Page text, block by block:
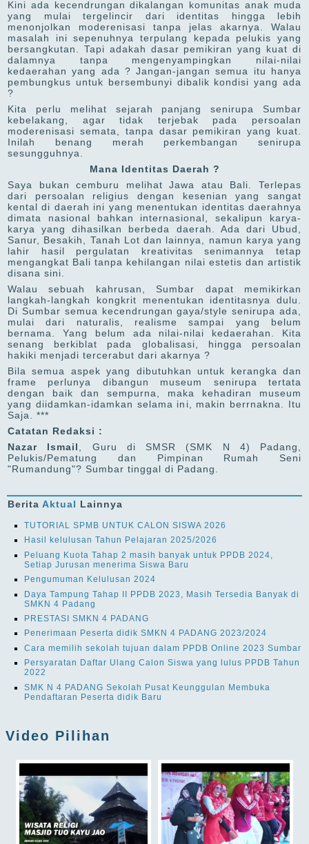
Kini ada kecendrungan dikalangan komunitas anak muda
yang mulai tergelincir dari identitas hingga lebih
menonjolkan moderenisasi tanpa jelas akarnya. Walau
masalah ini sepenuhnya terpulang kepada pelukis yang
bersangkutan. Tapi adakah dasar pemikiran yang kuat di
dalamnya tanpa mengenyampingkan nilai-nilai
kedaerahan yang ada ? Jangan-jangan semua itu hanya
pembungkus untuk bersembunyi dibalik kondisi yang ada
?
Kita perlu melihat sejarah panjang senirupa Sumbar
kebelakang, agar tidak terjebak pada persoalan
moderenisasi semata, tanpa dasar pemikiran yang kuat.
Inilah benang merah perkembangan senirupa
sesungguhnya.
Mana Identitas Daerah ?
Saya bukan cemburu melihat Jawa atau Bali. Terlepas
dari persoalan religius dengan kesenian yang sangat
kental di daerah ini yang menentukan identitas daerahnya
dimata nasional bahkan internasional, sekalipun karya-
karya yang dihasilkan berbeda daerah. Ada dari Ubud,
Sanur, Besakih, Tanah Lot dan lainnya, namun karya yang
lahir hasil pergulatan kreativitas senimannya tetap
mengangkat Bali tanpa kehilangan nilai estetis dan artistik
disana sini.
Walau sebuah kahrusan, Sumbar dapat memikirkan
langkah-langkah kongkrit menentukan identitasnya dulu.
Di Sumbar semua kecendrungan gaya/style senirupa ada,
mulai dari naturalis, realisme sampai yang belum
bernama. Yang belum ada nilai-nilai kedaerahan. Kita
senang berkiblat pada globalisasi, hingga persoalan
hakiki menjadi tercerabut dari akarnya ?
Bila semua aspek yang dibutuhkan untuk kerangka dan
frame perlunya dibangun museum senirupa tertata
dengan baik dan sempurna, maka kehadiran museum
yang diidamkan-idamkan selama ini, makin berrnakna. Itu
Saja. ***
Catatan Redaksi :
Nazar Ismail
, Guru di SMSR (SMK N 4) Padang,
Pelukis/Pematung dan Pimpinan Rumah Seni
"Rumandung"? Sumbar tinggal di Padang.
Berita Aktual Lainnya
TUTORIAL SPMB UNTUK CALON SISWA 2026
Hasil kelulusan Tahun Pelajaran 2025/2026
Peluang Kuota Tahap 2 masih banyak untuk PPDB 2024,
Setiap Jurusan menerima Siswa Baru
Pengumuman Kelulusan 2024
Daya Tampung Tahap II PPDB 2023, Masih Tersedia Banyak di
SMKN 4 Padang
PRESTASI SMKN 4 PADANG
Penerimaan Peserta didik SMKN 4 PADANG 2023/2024
Cara memilih sekolah tujuan dalam PPDB Online 2023 Sumbar
Persyaratan Daftar Ulang Calon Siswa yang lulus PPDB Tahun
2022
SMK N 4 PADANG Sekolah Pusat Keunggulan Membuka
Pendaftaran Peserta didik Baru
Video Pilihan